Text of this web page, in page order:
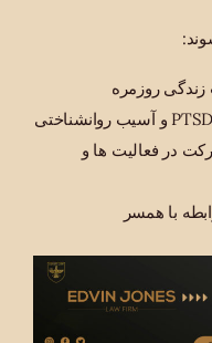
روزمره
در فعالیت ها و
با همسر